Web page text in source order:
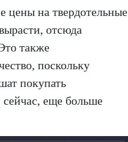
цены на твердотельные
отсюда
также
поскольку
покупать
сейчас, еще больше